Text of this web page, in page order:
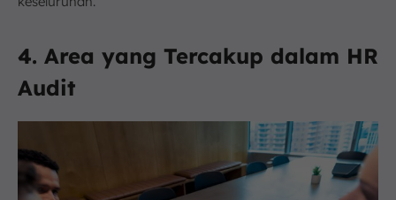
4. Area yang Tercakup dalam HR
Audit